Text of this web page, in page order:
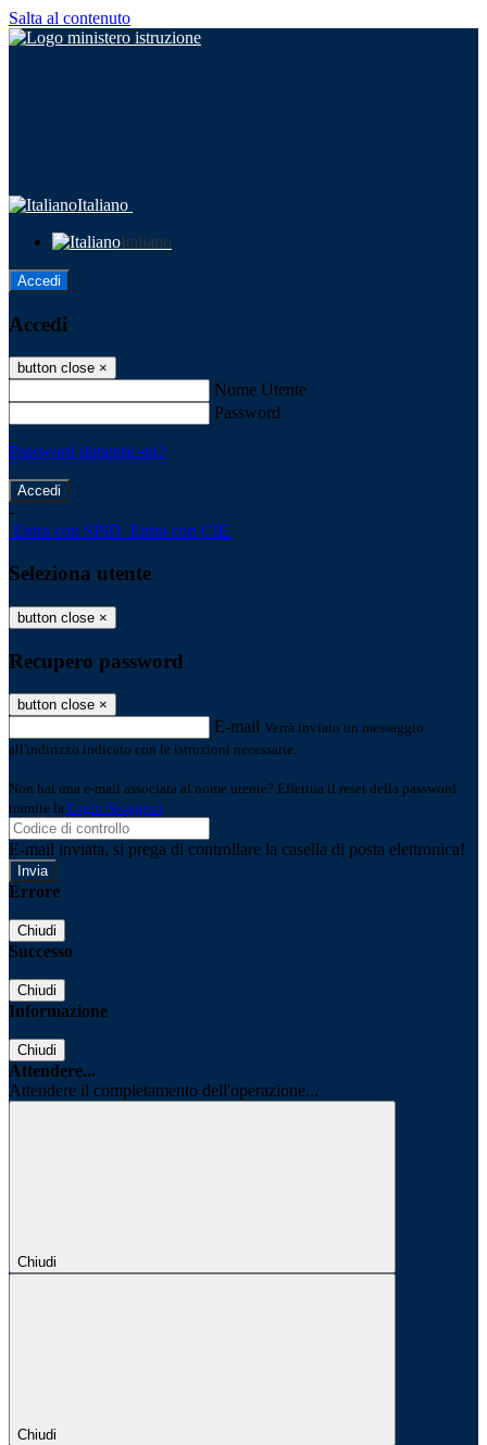
Salta al contenuto
Italiano
Italiano
Accedi
Accedi
button close ×
Nome Utente
Password
Password dimenticata?
-
Entra con SPID Entra con CIE
Seleziona utente
button close ×
Recupero password
button close ×
E-mail Verrà inviato un messaggio
all'indirizzo indicato con le istruzioni necessarie.
Non hai una e-mail associata al nome utente? Effettua il reset della password
tramite la Login Spaggiari
E-mail inviata, si prega di controllare la casella di posta elettronica!
Errore
Chiudi
Successo
Chiudi
Informazione
Chiudi
Attendere...
Attendere il completamento dell'operazione...
Chiudi
Chiudi